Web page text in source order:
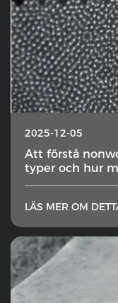
2025-12-05
Att förstå
typer och hur
LÄS MER OM